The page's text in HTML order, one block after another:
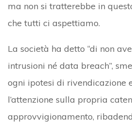
ma non si tratterebbe in
che tutti ci aspettiamo.
La società ha detto “di non
intrusioni né data breach”,
ogni ipotesi di rivendicazione
l’attenzione sulla propria
approvvigionamento,